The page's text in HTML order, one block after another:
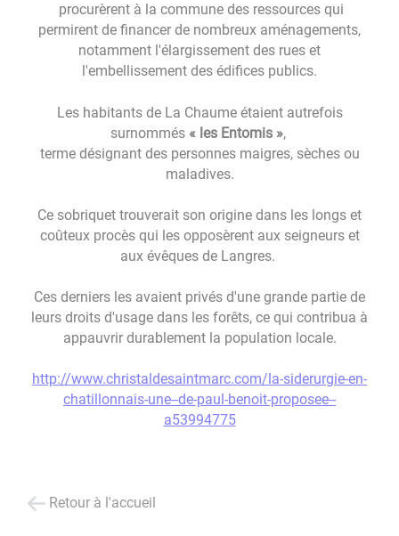
procurèrent à la commune des ressources qui
permirent de financer de nombreux aménagements,
notamment l'élargissement des rues et
l'embellissement des édifices publics.
Les habitants de La Chaume étaient autrefois
surnommés « les Entomis »,
terme désignant des personnes maigres, sèches ou
maladives.
Ce sobriquet trouverait son origine dans les longs et
coûteux procès qui les opposèrent aux seigneurs et
aux évêques de Langres.
Ces derniers les avaient privés d'une grande partie de
leurs droits d'usage dans les forêts, ce qui contribua à
appauvrir durablement la population locale.
http://www.christaldesaintmarc.com/la-siderurgie-en-
chatillonnais-une--de-paul-benoit-proposee--
a53994775
Retour à l'accueil